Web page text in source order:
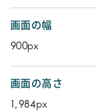
画面の幅
900px
画面の高さ
1,984px